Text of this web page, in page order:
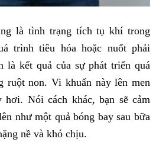
là tình trạng tích tụ khí trong
trình tiêu hóa hoặc nuốt phải
kết quả của sự phát triển quá
ruột non. Vi khuẩn này lên men
Nói cách khác, bạn sẽ cảm
như một quả bóng bay sau bữa
nề và khó chịu.